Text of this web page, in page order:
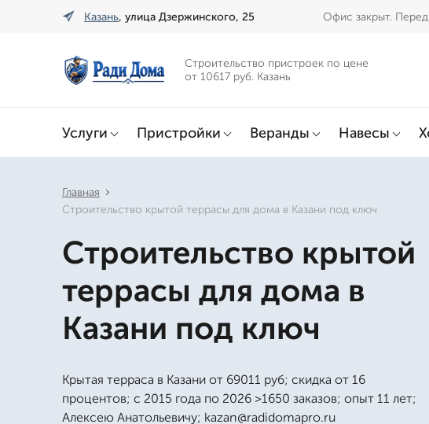
Казань, улица Дзержинского, 25 Офис закрыт.
Строительство пристроек по цене
от 10617 руб. Казань
Услуги Пристройки Веранды Навесы
Главная
Строительство крытой террасы для дома в Казани под ключ
Строительство крытой
террасы для дома в
Казани под ключ
Крытая терраса в Казани от 69011 руб; скидка от 16
процентов; с 2015 года по 2026 >1650 заказов; опыт 11 лет;
Алексею Анатольевичу; kazan@radidomapro.ru